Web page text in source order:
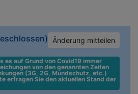
Änderung mitteilen
es auf Grund von Covid19 immer
von den genannten Zeiten
(3G, 2G, Mundschutz, etc.)
erfragen Sie den aktuellen Stand der